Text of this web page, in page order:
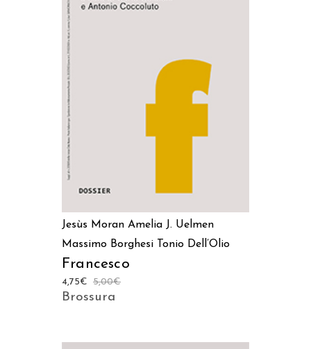
Jesùs Moran Amelia J. Uelmen
Massimo Borghesi
Tonio Dell’Olio
Francesco
5,00€
4,75€
Brossura